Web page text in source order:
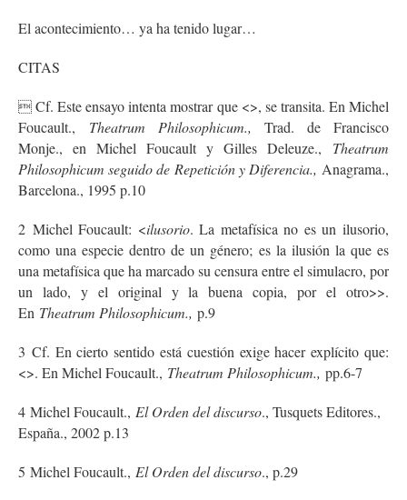
El acontecimiento… ya ha tenido lugar…
CITAS
Cf. Este ensayo intenta mostrar que <>, se transita. En Michel
Foucault., Theatrum Philosophicum.,Trad. de Francisco
Monje., en Michel Foucault y Gilles Deleuze., Theatrum
Philosophicum seguido de Repetición y Diferencia., Anagrama.,
Barcelona., 1995 p.10
2 Michel Foucault: <ilusorio. La metafísica no es un ilusorio,
como una especie dentro de un género; es la ilusión la que es
una metafísica que ha marcado su censura entre el simulacro, por
un lado, y el original y la buena copia, por el otro>>.
En Theatrum Philosophicum., p.9
3 Cf. En cierto sentido está cuestión exige hacer explícito que:
<>. En Michel Foucault., Theatrum Philosophicum., pp.6-7
4 Michel Foucault., El Orden del discurso., Tusquets Editores.,
España., 2002 p.13
5 Michel Foucault., El Orden del discurso., p.29